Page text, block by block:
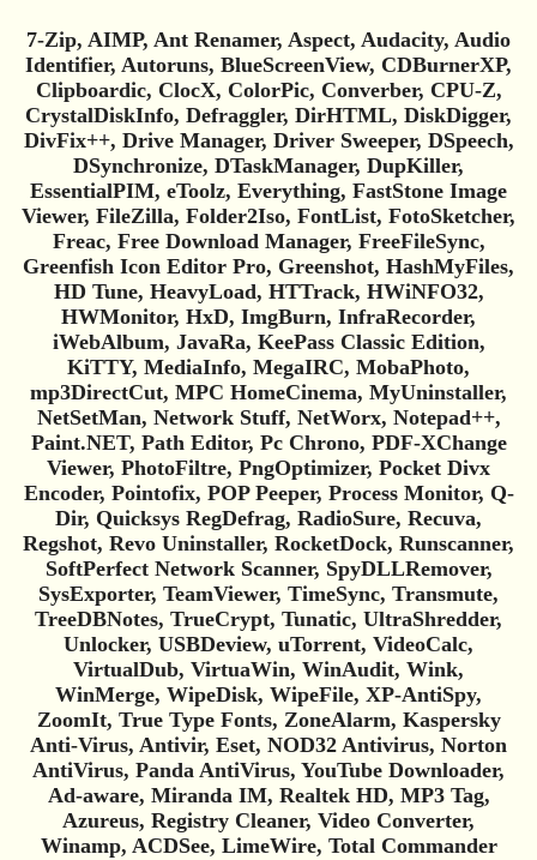
7-Zip, AIMP, Ant Renamer, Aspect, Audacity, Audio
Identifier, Autoruns, BlueScreenView, CDBurnerXP,
Clipboardic, ClocX, ColorPic, Converber, CPU-Z,
CrystalDiskInfo, Defraggler, DirHTML, DiskDigger,
DivFix++, Drive Manager, Driver Sweeper, DSpeech,
DSynchronize, DTaskManager, DupKiller,
EssentialPIM, eToolz, Everything, FastStone Image
Viewer, FileZilla, Folder2Iso, FontList, FotoSketcher,
Freac, Free Download Manager, FreeFileSync,
Greenfish Icon Editor Pro, Greenshot, HashMyFiles,
HD Tune, HeavyLoad, HTTrack, HWiNFO32,
HWMonitor, HxD, ImgBurn, InfraRecorder,
iWebAlbum, JavaRa, KeePass Classic Edition,
KiTTY, MediaInfo, MegaIRC, MobaPhoto,
mp3DirectCut, MPC HomeCinema, MyUninstaller,
NetSetMan, Network Stuff, NetWorx, Notepad++,
Paint.NET, Path Editor, Pc Chrono, PDF-XChange
Viewer, PhotoFiltre, PngOptimizer, Pocket Divx
Encoder, Pointofix, POP Peeper, Process Monitor, Q-
Dir, Quicksys RegDefrag, RadioSure, Recuva,
Regshot, Revo Uninstaller, RocketDock, Runscanner,
SoftPerfect Network Scanner, SpyDLLRemover,
SysExporter, TeamViewer, TimeSync, Transmute,
TreeDBNotes, TrueCrypt, Tunatic, UltraShredder,
Unlocker, USBDeview, uTorrent, VideoCalc,
VirtualDub, VirtuaWin, WinAudit, Wink,
WinMerge, WipeDisk, WipeFile, XP-AntiSpy,
ZoomIt, True Type Fonts, ZoneAlarm, Kaspersky
Anti-Virus, Antivir, Eset, NOD32 Antivirus, Norton
AntiVirus, Panda AntiVirus, YouTube Downloader,
Ad-aware, Miranda IM, Realtek HD, MP3 Tag,
Azureus, Registry Cleaner, Video Converter,
Winamp, ACDSee, LimeWire, Total Commander